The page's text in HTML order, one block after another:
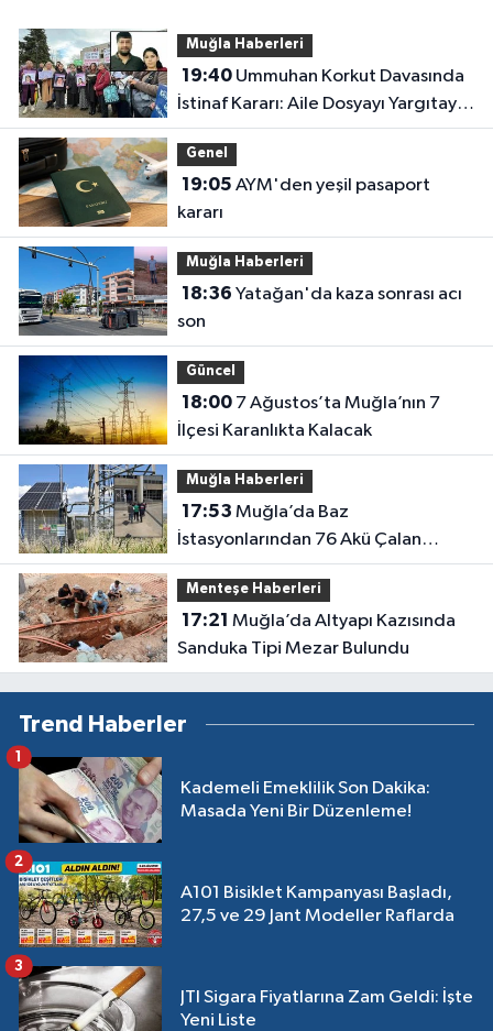
Muğla Haberleri
19:40Ummuhan Korkut Davasında
İstinaf Kararı: Aile Dosyayı Yargıtay’a
Taşıdı
Genel
19:05
kararı
Muğla Haberleri
18:36
son
Güncel
18:007 Ağustos’ta Muğla’nın 7
İlçesi Karanlıkta Kalacak
Muğla Haberleri
17:53
İstasyonlarından 76 Akü Çalan
Şüpheli Tutuklandı
Menteşe Haberleri
17:21
Sanduka Tipi Mezar Bulundu
Trend Haberler
Kademeli Emeklilik Son Dakika:
Masada Yeni Bir Düzenleme!
1
A101 Bisiklet Kampanyası Başladı,
27,5 ve 29 Jant Modeller Raflarda
2
JTI Sigara Fiyatlarına Zam Geldi: İşte
Yeni Liste
3